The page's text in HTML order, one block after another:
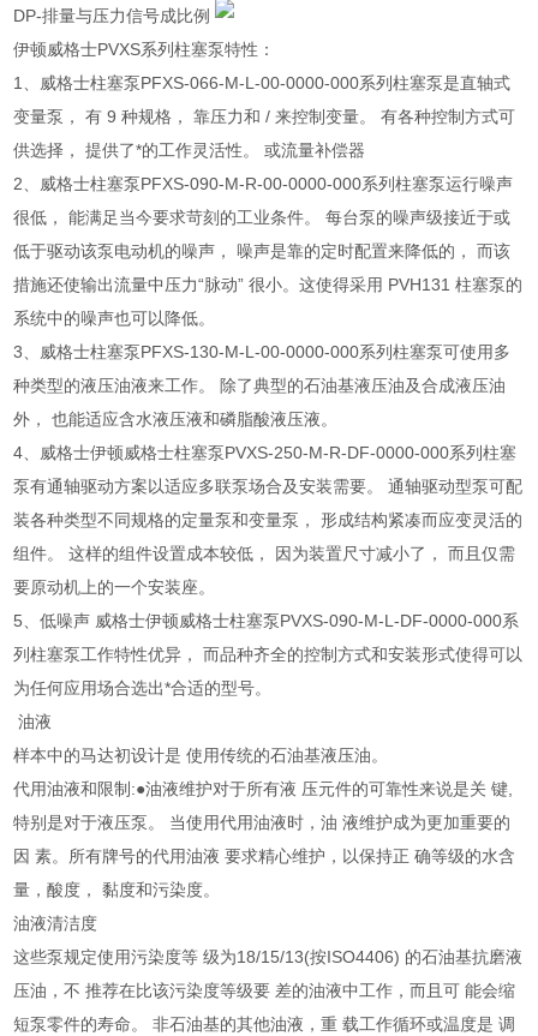
DP-排量与压力信号成比例
伊顿威格士PVXS系列柱塞泵特性：
1、威格士柱塞泵PFXS-066-M-L-00-0000-000系列柱塞泵是直轴式
变量泵， 有 9 种规格， 靠压力和 / 来控制变量。 有各种控制方式可
供选择， 提供了*的工作灵活性。 或流量补偿器
2、威格士柱塞泵PFXS-090-M-R-00-0000-000系列柱塞泵运行噪声
很低， 能满足当今要求苛刻的工业条件。 每台泵的噪声级接近于或
低于驱动该泵电动机的噪声， 噪声是靠的定时配置来降低的， 而该
措施还使输出流量中压力“脉动” 很小。这使得采用 PVH131 柱塞泵的
系统中的噪声也可以降低。
3、威格士柱塞泵PFXS-130-M-L-00-0000-000系列柱塞泵可使用多
种类型的液压油液来工作。 除了典型的石油基液压油及合成液压油
外， 也能适应含水液压液和磷脂酸液压液。
4、威格士伊顿威格士柱塞泵PVXS-250-M-R-DF-0000-000系列柱塞
泵有通轴驱动方案以适应多联泵场合及安装需要。 通轴驱动型泵可配
装各种类型不同规格的定量泵和变量泵， 形成结构紧凑而应变灵活的
组件。 这样的组件设置成本较低， 因为装置尺寸减小了， 而且仅需
要原动机上的一个安装座。
5、低噪声 威格士伊顿威格士柱塞泵PVXS-090-M-L-DF-0000-000系
列柱塞泵工作特性优异， 而品种齐全的控制方式和安装形式使得可以
为任何应用场合选出*合适的型号。
油液
样本中的马达初设计是 使用传统的石油基液压油。
代用油液和限制:●油液维护对于所有液 压元件的可靠性来说是关 键,
特别是对于液压泵。 当使用代用油液时，油 液维护成为更加重要的
因 素。所有牌号的代用油液 要求精心维护，以保持正 确等级的水含
量，酸度， 黏度和污染度。
油液清洁度
这些泵规定使用污染度等 级为18/15/13(按ISO4406) 的石油基抗磨液
压油，不 推荐在比该污染度等级要 差的油液中工作，而且可 能会缩
短泵零件的寿命。 非石油基的其他油液，重 载工作循环或温度是 调